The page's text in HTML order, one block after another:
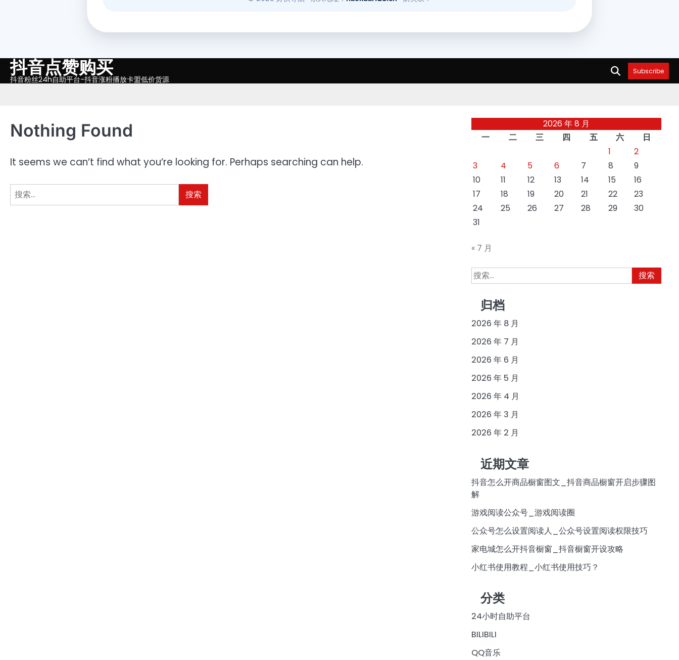
Skip抖音点赞购买
抖音粉丝24h自助平台-抖音涨粉播放卡盟低价货源
Subscribe
Nothing Found
It seems we can’t find what you’re looking for. Perhaps searching can help.
搜
索：
2026 年 8 月
一
二 三 四 五 六
日
1
2
3
4 5 6 7 8
9
10
11 12 13 14 15
16
17
18 19 20 21 22
23
24
25 26 27 28 29
30
31
« 7 月
搜
索：
归档
2026 年 8 月
2026 年 7 月
2026 年 6 月
2026 年 5 月
2026 年 4 月
2026 年 3 月
2026 年 2 月
近期文章
抖音怎么开商品橱窗图文_抖音商品橱窗开启步骤图
解
游戏阅读公众号_游戏阅读圈
公众号怎么设置阅读人_公众号设置阅读权限技巧
家电城怎么开抖音橱窗_抖音橱窗开设攻略
小红书使用教程_小红书使用技巧？
分类
24小时自助平台
BILIBILI
QQ音乐